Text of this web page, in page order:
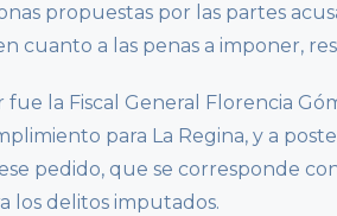
propuestas por las partes
cuanto a las penas a imponer,
fue la Fiscal General Florencia
para La Regina, y a
pedido, que se corresponde
los delitos imputados.